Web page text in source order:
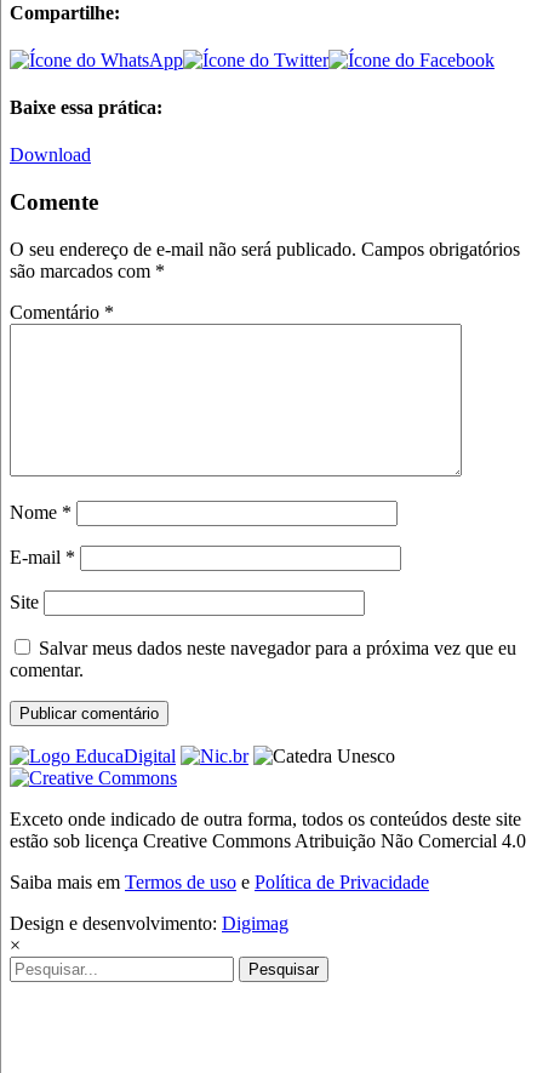
Compartilhe:
Baixe essa prática:
Download
Comente
O seu endereço de e-mail não será publicado. Campos obrigatórios
são marcados com *
Comentário *
Nome *
E-mail *
Site
Salvar meus dados neste navegador para a próxima vez que eu
comentar.
Exceto onde indicado de outra forma, todos os conteúdos deste site
estão sob licença Creative Commons Atribuição Não Comercial 4.0
Saiba mais em Termos de uso e Política de Privacidade
Design e desenvolvimento: Digimag
×